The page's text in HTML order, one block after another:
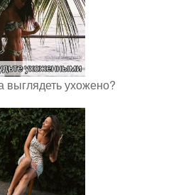
выглядеть ухожено?